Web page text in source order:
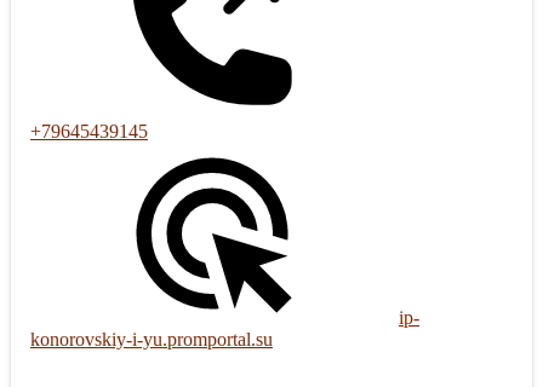
+79645439145
ip-
konorovskiy-i-yu.promportal.su